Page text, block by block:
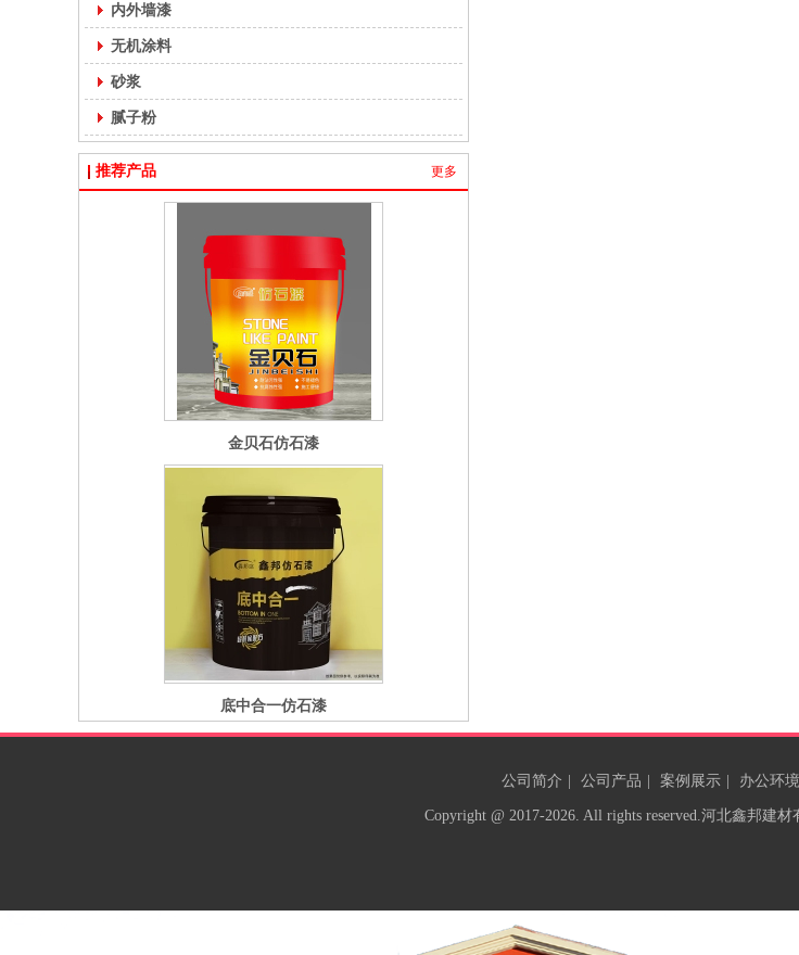
内外墙漆
无机涂料
砂浆
腻子粉
推荐产品 更多
金贝石仿石漆
底中合一仿石漆
公司简介 公司产品 案例展示 办公环境
Copyright @ 2017-2026. All rights reserved.河北鑫邦建材